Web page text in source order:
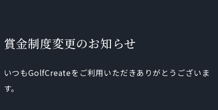
賞金制度変更のお知らせ
いつもGolfCreateをご利用いただきありがとうございま
す。